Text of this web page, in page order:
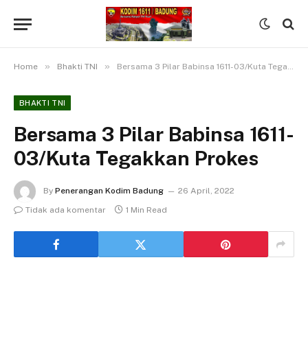
Home » Bhakti TNI » Bersama 3 Pilar Babinsa 1611-03/Kuta Tegakkan Prokes
BHAKTI TNI
Bersama 3 Pilar Babinsa 1611-
03/Kuta Tegakkan Prokes
By Penerangan Kodim Badung
26 April, 2022
Tidak ada komentar
1 Min Read